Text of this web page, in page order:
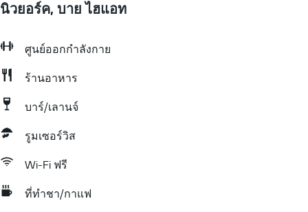
นิวยอร์ค, บาย ไฮแอท
ศูนย์ออกกำลังกาย
ร้านอาหาร
บาร์/เลานจ์
รูมเซอร์วิส
Wi-Fi ฟรี
ที่ทำชา/กาแฟ